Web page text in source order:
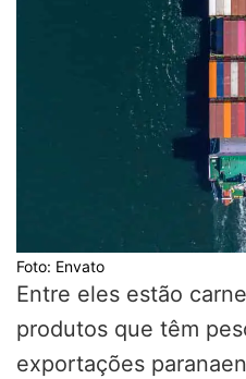
Foto: Envato
Entre eles estão
produtos que têm
exportações